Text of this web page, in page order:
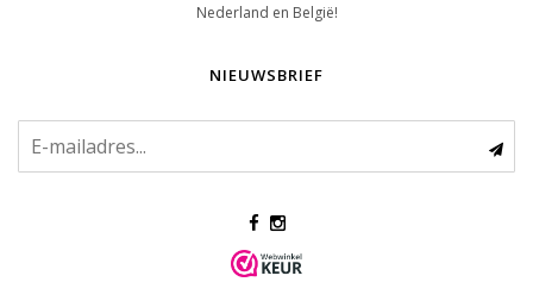
Nederland en België!
NIEUWSBRIEF